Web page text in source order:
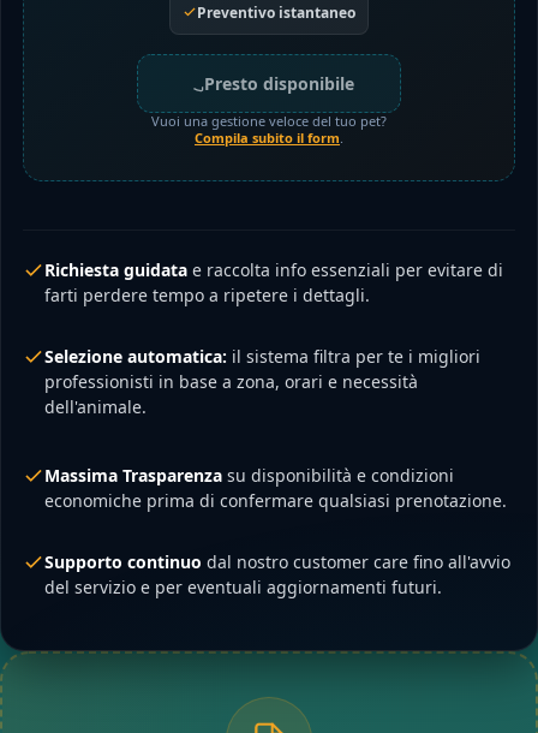
Preventivo istantaneo
Presto disponibile
Vuoi una gestione veloce del tuo pet?
Compila subito il form
Richiesta guidata e raccolta info essenziali per evitare di
farti perdere tempo a ripetere i dettagli.
Selezione automatica: il sistema filtra per te i migliori
professionisti in base a zona, orari e necessità
dell'animale.
Massima Trasparenza su disponibilità e condizioni
economiche prima di confermare qualsiasi prenotazione.
Supporto continuo dal nostro customer care fino all'avvio
del servizio e per eventuali aggiornamenti futuri.